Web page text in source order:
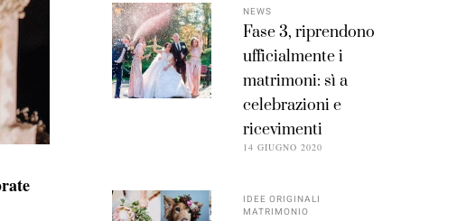
NEWS
Fase 3, riprendono
ufficialmente i
matrimoni: sì a
celebrazioni e
ricevimenti
14 GIUGNO 2020
IDEE ORIGINALI
MATRIMONIO